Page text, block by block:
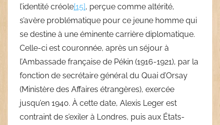
l’identité créole[15], perçue comme altérité,
s’avère problématique pour ce jeune homme qui
se destine à une éminente carrière diplomatique.
Celle-ci est couronnée, après un séjour à
l’Ambassade française de Pékin (1916-1921), par la
fonction de secrétaire général du Quai d’Orsay
(Ministère des Affaires étrangères), exercée
jusqu’en 1940. À cette date, Alexis Leger est
contraint de s’exiler à Londres, puis aux États-